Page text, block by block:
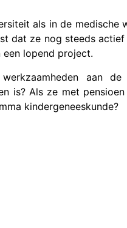
als in de medische
dat ze nog steeds
lopend project.
aan
is? Als ze met
kindergeneeskunde?